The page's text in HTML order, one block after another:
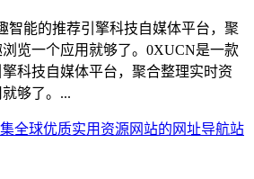
智能的推荐引擎科技自媒体平台，聚
览一个应用就够了。0XUCN是一款
科技自媒体平台，聚合整理实时资
够了。...